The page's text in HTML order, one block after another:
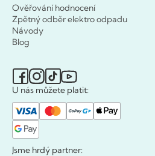
Ověřování hodnocení
Zpětný odběr elektro odpadu
Návody
Blog
U nás můžete platit:
Jsme hrdý partner: